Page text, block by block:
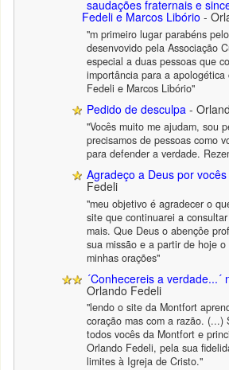
saudações fraternais e
Fedeli e Marcos Libório -
"m primeiro lugar parabéns
desenvovido pela Associação
especial a duas pessoas que
importância para a
Fedeli e Marcos Libório"
Pedido de desculpa -
"Vocês muito me ajudam, sou
precisamos de pessoas como
para defender a verdade.
Agradeço a Deus por
Fedeli
"meu objetivo é agradecer o
site que continuarei a
mais. Que Deus o abençôe
sua missão e a partir de hoje
minhas orações"
´Conhecereis a verdade...´
Orlando Fedeli
"lendo o site da Montfort
coração mas com a razão. (...)
todos vocês da Montfort e
Orlando Fedeli, pela sua
limites à Igreja de Cristo."